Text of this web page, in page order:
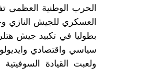
الحرب الوطنية العظمى
العسكري للجيش النازي
بطوليا في تكبيد جيش
سياسي واقتصادي
ولعبت القيادة